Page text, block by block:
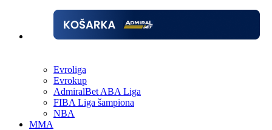
Evroliga
Evrokup
AdmiralBet ABA Liga
FIBA Liga šampiona
NBA
MMA